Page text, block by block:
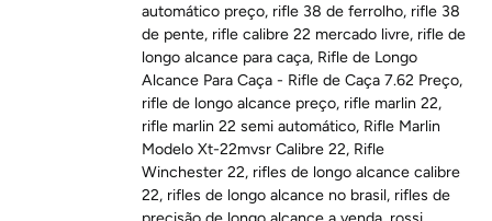
automático preço, rifle 38 de ferrolho, rifle 38
de pente, rifle calibre 22 mercado livre, rifle de
longo alcance para caça, Rifle de Longo
Alcance Para Caça - Rifle de Caça 7.62 Preço,
rifle de longo alcance preço, rifle marlin 22,
rifle marlin 22 semi automático, Rifle Marlin
Modelo Xt-22mvsr Calibre 22, Rifle
Winchester 22, rifles de longo alcance calibre
22, rifles de longo alcance no brasil, rifles de